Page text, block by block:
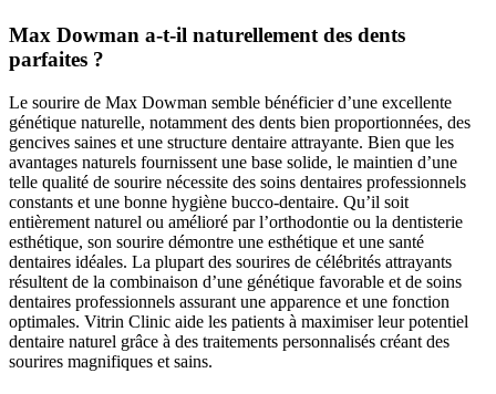
Max Dowman a-t-il naturellement des dents
parfaites ?
Le sourire de Max Dowman semble bénéficier d’une excellente
génétique naturelle, notamment des dents bien proportionnées, des
gencives saines et une structure dentaire attrayante. Bien que les
avantages naturels fournissent une base solide, le maintien d’une
telle qualité de sourire nécessite des soins dentaires professionnels
constants et une bonne hygiène bucco-dentaire. Qu’il soit
entièrement naturel ou amélioré par l’orthodontie ou la dentisterie
esthétique, son sourire démontre une esthétique et une santé
dentaires idéales. La plupart des sourires de célébrités attrayants
résultent de la combinaison d’une génétique favorable et de soins
dentaires professionnels assurant une apparence et une fonction
optimales. Vitrin Clinic aide les patients à maximiser leur potentiel
dentaire naturel grâce à des traitements personnalisés créant des
sourires magnifiques et sains.